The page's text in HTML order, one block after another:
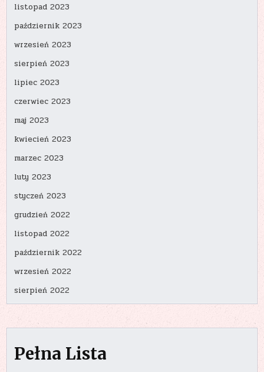
listopad 2023
październik 2023
wrzesień 2023
sierpień 2023
lipiec 2023
czerwiec 2023
maj 2023
kwiecień 2023
marzec 2023
luty 2023
styczeń 2023
grudzień 2022
listopad 2022
październik 2022
wrzesień 2022
sierpień 2022
Pełna Lista